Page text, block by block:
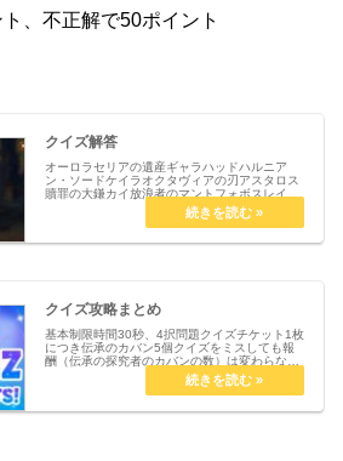
、不正解で50ポイント
クイズ解答
オーロラセリアの遺産ギャラハッドハルニア
ン・ソードケイラオクタヴィアの刃アスタロス
贖罪の大鎌カイ放浪者のマントフォボスレイヴ
ンのお守りテア転生の杖デアデビルオンとオフ
ハイディミーン・コバフェイスレス隠者の頭巾
クイズ攻略まとめ
基本制限時間30秒、4択問題クイズチケット1枚
につき伝承のカバン5個クイズをミスしても報
酬（伝承の探究者のカバンの数）は変わらな
い。クイズポイントだけ減るチケット1枚と10
枚の問題の内容は変わらない慣れると10枚分の